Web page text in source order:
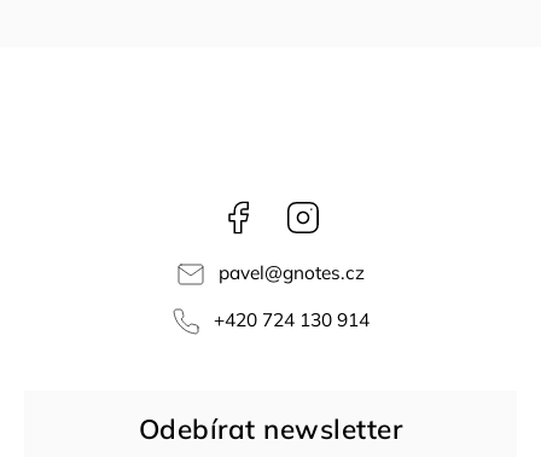
Facebook
pavel@gnotes.cz
+420 724 130 914
Odebírat newsletter